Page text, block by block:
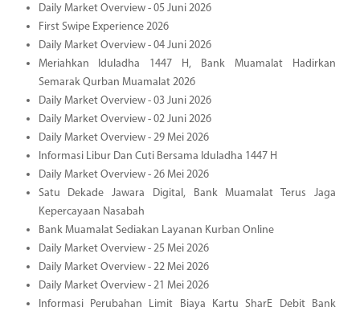
Daily Market Overview - 05 Juni 2026
First Swipe Experience 2026
Daily Market Overview - 04 Juni 2026
Meriahkan Iduladha 1447 H, Bank Muamalat Hadirkan
Semarak Qurban Muamalat 2026
Daily Market Overview - 03 Juni 2026
Daily Market Overview - 02 Juni 2026
Daily Market Overview - 29 Mei 2026
Informasi Libur Dan Cuti Bersama Iduladha 1447 H
Daily Market Overview - 26 Mei 2026
Satu Dekade Jawara Digital, Bank Muamalat Terus Jaga
Kepercayaan Nasabah
Bank Muamalat Sediakan Layanan Kurban Online
Daily Market Overview - 25 Mei 2026
Daily Market Overview - 22 Mei 2026
Daily Market Overview - 21 Mei 2026
Informasi Perubahan Limit Biaya Kartu SharE Debit Bank